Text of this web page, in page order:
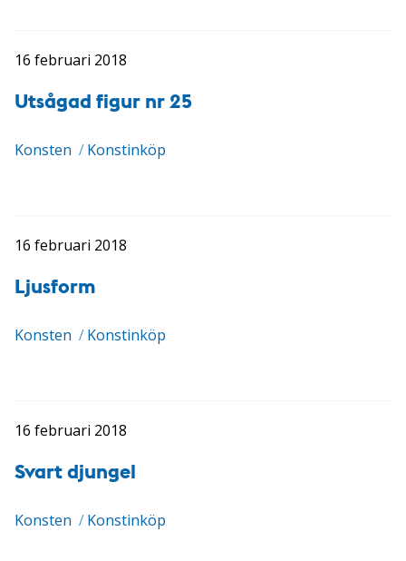
16 februari 2018
Utsågad figur nr 25
Konsten / Konstinköp
16 februari 2018
Ljusform
Konsten / Konstinköp
16 februari 2018
Svart djungel
Konsten / Konstinköp